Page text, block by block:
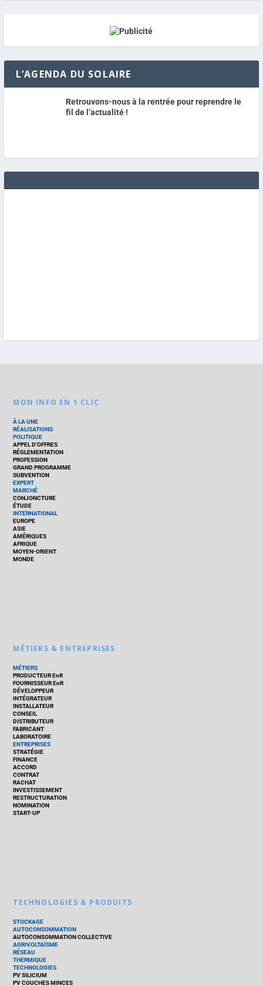
L’AGENDA DU SOLAIRE
Retrouvons-nous à la rentrée pour reprendre le
fil de l’actualité !
MON INFO EN 1 CLIC
À LA UNE
RÉALISATIONS
POLITIQUE
APPEL D’OFFRES
RÉGLEMENTATION
PROFESSION
GRAND PROGRAMME
SUBVENTION
EXPERT
MARCHÉ
CONJONCTURE
ÉTUDE
INTERNATIONAL
EUROPE
ASIE
AMÉRIQUES
AFRIQUE
MOYEN-ORIENT
MONDE
MÉTIERS & ENTREPRISES
MÉTIERS
PRODUCTEUR EnR
FOURNISSEUR EnR
DÉVELOPPEUR
INTÉGRATEUR
INSTALLATEUR
CONSEIL
DISTRIBUTEUR
FABRICANT
LABORATOIRE
ENTREPRISES
STRATÉGIE
FINANCE
ACCORD
CONTRAT
RACHAT
INVESTISSEMENT
RESTRUCTURATION
NOMINATION
START-UP
TECHNOLOGIES & PRODUITS
STOCKAGE
AUTOCONSOMMATION
AUTOCONSOMMATION COLLECTIVE
AGRIVOLTAÏSME
RÉSEAU
THERMIQUE
TECHNOLOGIES
PV SILICIUM
PV COUCHES MINCES